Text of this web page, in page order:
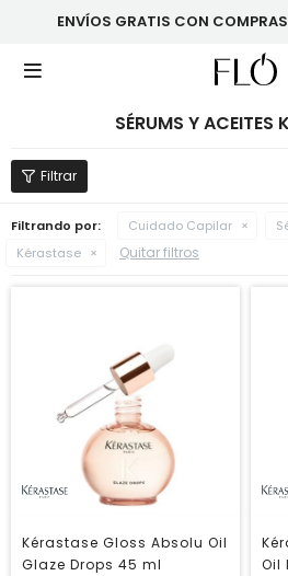
ENVÍOS GRATIS CON

SÉRUMS Y ACEITES
Filtrando por: Cuidado Capilar
Kérastase
Quitar filtros
Kérastase Gloss Absolu Oil
Glaze Drops 45 ml
Oil